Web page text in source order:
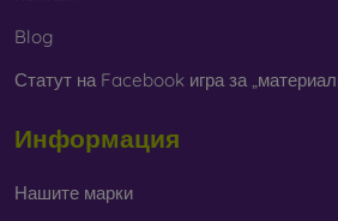
защитни стъкла, винаги избирайте
модел на вашия смартфон
FOONще намеритебогат изборот
Blog
Статут на Facebook игра за
Информация
Нашите марки